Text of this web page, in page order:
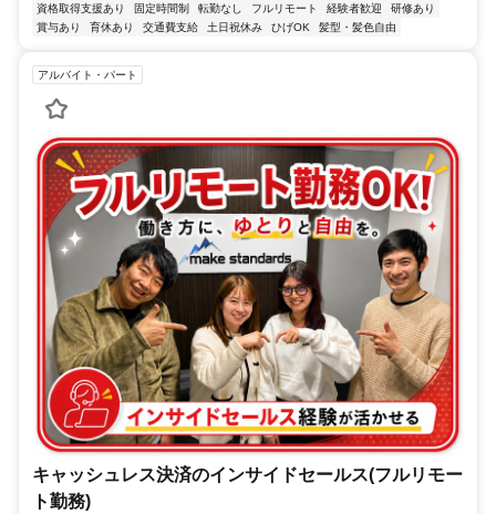
資格取得支援あり 固定時間制 転勤なし フルリモート 経験者歓迎
研修あり
賞与あり
育休あり 交通費支給 土日祝休み ひげOK 髪型・髪色自由
アルバイト・パート
キャッシュレス決済のインサイドセールス(フルリモー
ト勤務)